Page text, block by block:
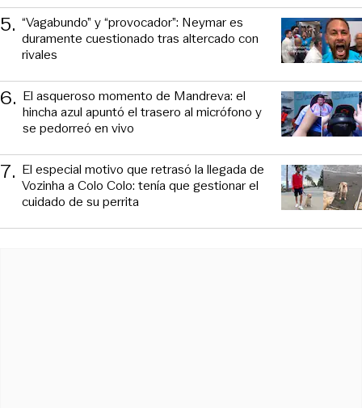
5. “Vagabundo” y “provocador”: Neymar es
duramente cuestionado tras altercado con
rivales
6. El asqueroso momento de Mandreva: el
hincha azul apuntó el trasero al micrófono y
se pedorreó en vivo
7. El especial motivo que retrasó la llegada de
Vozinha a Colo Colo: tenía que gestionar el
cuidado de su perrita